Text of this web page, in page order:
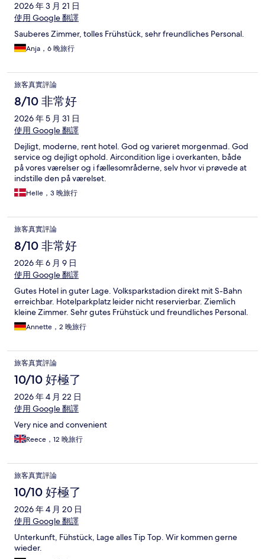
2026 年 3 月 21 日
使用 Google 翻譯
Sauberes Zimmer, tolles Frühstück, sehr freundliches Personal.
Anja，6 晚旅行
旅客真實評論
8/10 非常好
2026 年 5 月 31 日
使用 Google 翻譯
Dejligt, moderne, rent hotel. God og varieret morgenmad. God
service og dejligt ophold. Aircondition lige i overkanten, både
på vores værelser og i fællesområderne, selv hvor vi prøvede at
indstille den på værelset.
Helle，3 晚旅行
旅客真實評論
8/10 非常好
2026 年 6 月 9 日
使用 Google 翻譯
Gutes Hotel in guter Lage. Volksparkstadion direkt mit S-Bahn
erreichbar. Hotelparkplatz leider nicht reservierbar. Ziemlich
kleine Zimmer. Sehr gutes Frühstück und freundliches Personal.
Annette，2 晚旅行
旅客真實評論
10/10 好極了
2026 年 4 月 22 日
使用 Google 翻譯
Very nice and convenient
Reece，12 晚旅行
旅客真實評論
10/10 好極了
2026 年 4 月 20 日
使用 Google 翻譯
Unterkunft, Fühstück, Lage alles Tip Top. Wir kommen gerne
wieder.